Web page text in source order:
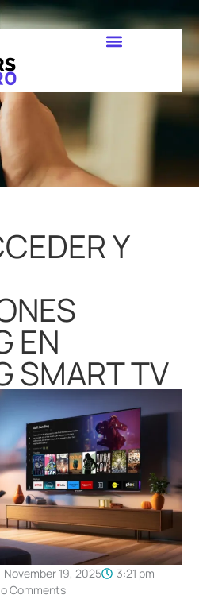
Y
EN
SMART TV
November 19, 2025
3:21 pm
Comments